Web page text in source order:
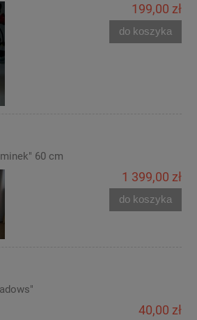
199,00 zł
do koszyka
60 cm
1 399,00 zł
do koszyka
40,00 zł